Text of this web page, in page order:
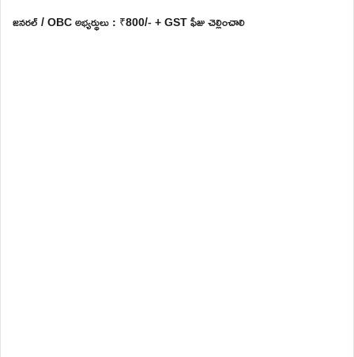
జనరల్ / OBC అభ్యర్థులు : ₹800/- + GST ఫీజు చెల్లించాలి